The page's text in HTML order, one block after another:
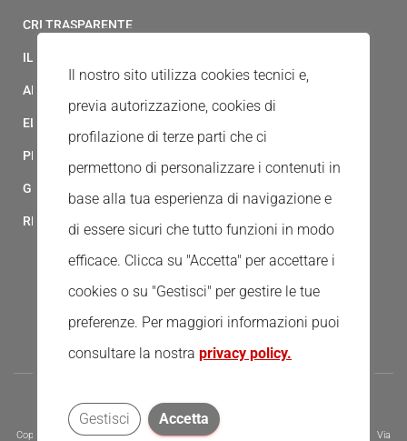
CRI TRASPARENTE
IL MODELLO 231 DELLA CROCE ROSSA ITALIANA
ALBO FORNITORI
ELENCO AVVOCATI
PRIVACY
GESTIONALE GAIA
RED CLOUD
Copyright © 2020 - Tutti i diritti riservati - Associazione della Croce Rossa Italiana, Via
Il nostro sito utilizza cookies tecnici e,
previa autorizzazione, cookies di
profilazione di terze parti che ci
permettono di personalizzare i contenuti in
base alla tua esperienza di navigazione e
di essere sicuri che tutto funzioni in modo
efficace. Clicca su "Accetta" per accettare i
cookies o su "Gestisci" per gestire le tue
preferenze. Per maggiori informazioni puoi
consultare la nostra privacy policy.
Accetta
Gestisci